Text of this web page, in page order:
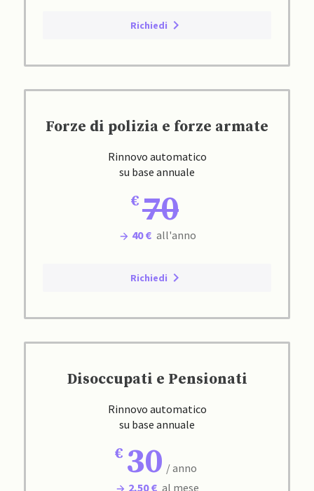
Richiedi
Forze di polizia e forze armate
Rinnovo automatico
su base annuale
70
40 € all'anno
Richiedi
Disoccupati e Pensionati
Rinnovo automatico
su base annuale
30 / anno
2,50 € al mese